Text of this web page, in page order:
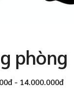
phòng
- 14.000.000đ